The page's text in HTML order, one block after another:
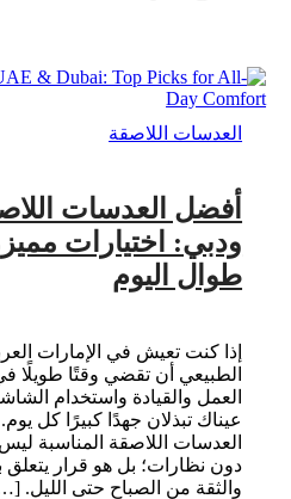
العدسات اللاصقة
أفضل العدسات
ودبي: اختيارات
طوال اليوم
الطبيعي أن تقضي وقتًا طويلًا
العمل والقيادة واستخدام
عيناك تبذلان جهدًا كبيرًا كل
العدسات اللاصقة المناسبة
دون نظارات؛ بل هو قرار يتعلق
والثقة من الصباح حتى الليل.